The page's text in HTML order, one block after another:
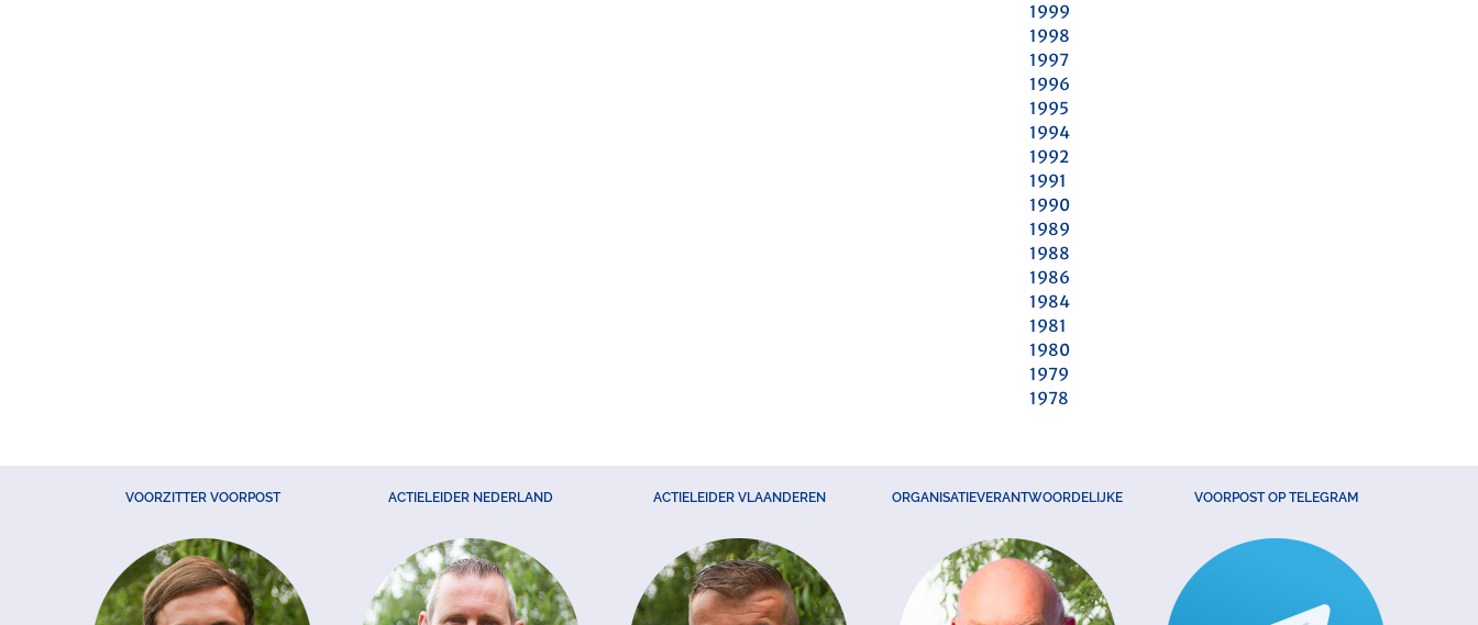
1999
1998
1997
1996
1995
1994
1992
1991
1990
1989
1988
1986
1984
1981
1980
1979
1978
VOORZITTER VOORPOST ACTIELEIDER NEDERLAND ACTIELEIDER VLAANDEREN ORGANISATIEVERANTWOORDELIJKE VOORPOST OP TELEGRAM